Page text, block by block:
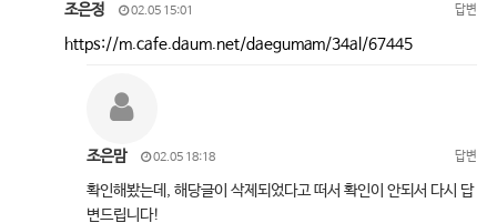
조은정 02.05 15:01 답변
https://m.cafe.daum.net/daegumam/34al/67445
조은맘 02.05 18:18 답변
확인해봤는데, 해당글이 삭제되었다고 떠서 확인이 안되서 다시 답
변드립니다!